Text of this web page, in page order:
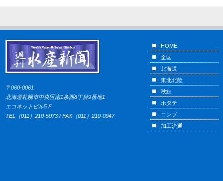
〒060-0061
北海道札幌市中央区南1条西8丁目9番地1
エコネットビル5Ｆ
TEL（011）210-5073 / FAX（011）210-0947
HOME
全国
北海道
東北北陸
秋鮭
ホタテ
コンブ
加工流通